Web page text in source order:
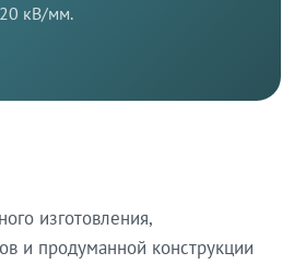
кВ/мм.
изготовления,
и продуманной конструкции